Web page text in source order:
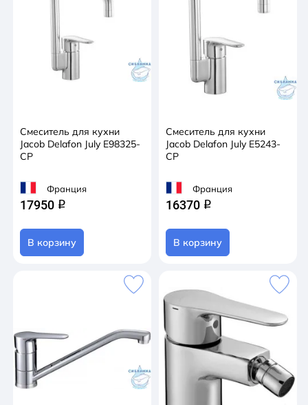
Смеситель для кухни
Jacob Delafon July E98325-
CP
Франция
17950 q
В корзину
Смеситель для кухни
Jacob Delafon July E5243-
CP
Франция
16370 q
В корзину